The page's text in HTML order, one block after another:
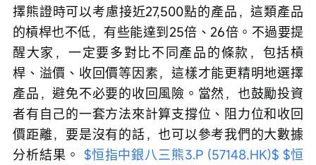
擇熊證時可以考慮接近27,500點的產品，這類產品
的槓桿也不低，有些能達到25倍、26倍。不過要提
醒大家，一定要多對比不同產品的條款，包括槓
桿、溢價、收回價等因素，這樣才能更精明地選擇
產品，避免不必要的收回風險。當然，也鼓勵投資
者有自己的一套方法來計算支撐位、阻力位和收回
價距離，要是沒有的話，也可以參考我們的大數據
分析結果。 $恒指中銀八三熊3.P (57148.HK)$ $恒